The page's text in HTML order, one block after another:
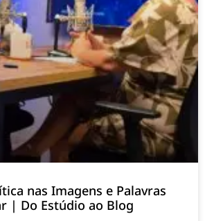
nas Imagens e Palavras
| Do Estúdio ao Blog